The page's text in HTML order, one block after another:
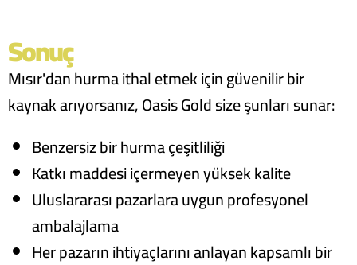
Sonuç
Mısır'dan hurma ithal etmek için güvenilir bir
kaynak arıyorsanız, Oasis Gold size şunları sunar:
Benzersiz bir hurma çeşitliliği
Katkı maddesi içermeyen yüksek kalite
Uluslararası pazarlara uygun profesyonel
ambalajlama
Her pazarın ihtiyaçlarını anlayan kapsamlı bir